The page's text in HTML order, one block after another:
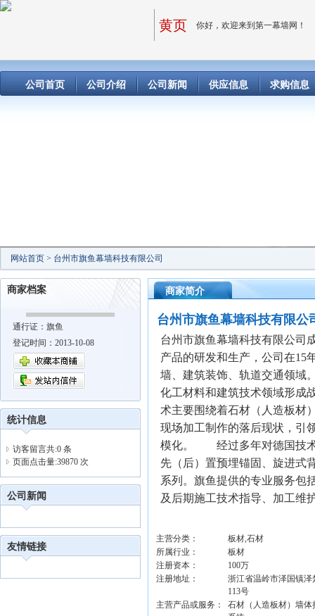
黄页 你好，欢迎来到第一幕墙网！
公司首页 公司介绍 公司新闻 供应信息 求购信息
网站首页 > 台州市旗鱼幕墙科技有限公司
商家档案
通行证：旗鱼
登记时间：2013-10-08
统计信息
访客留言共:0 条
页面点击量:39870 次
公司新闻
友情链接
商家简介
台州市旗鱼幕墙科技有限公
台州市旗鱼幕墙科技有限公司
产品的研发和生产，公司在15
墙、建筑装饰、轨道交通领域
化工材料和建筑技术领域形
术主要围绕着石材（人造板材
现场加工制作的落后现状，引
模化。 经过多年对德国技术
先（后）置预埋锚固、旋进式
系列。旗鱼提供的专业服务包
及后期施工技术指导、加工
主营分类：
板材,石材
所属行业：
板材
注册资本：
100万
注册地址：
浙江省温岭市泽国镇泽
113号
主营产品或服务：
石材（人造板材）墙体